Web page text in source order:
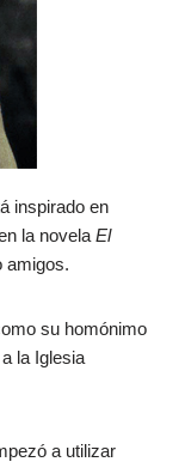
inspirado en
la novela El
amigos.
su homónimo
la Iglesia
a utilizar